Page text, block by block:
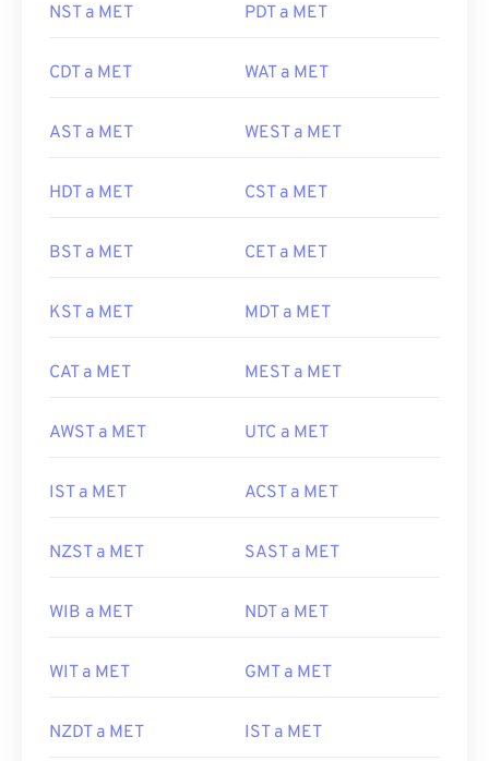
NST a MET PDT a MET
CDT a MET WAT a MET
AST a MET WEST a MET
HDT a MET CST a MET
BST a MET CET a MET
KST a MET MDT a MET
CAT a MET MEST a MET
AWST a MET UTC a MET
IST a MET ACST a MET
NZST a MET SAST a MET
WIB a MET NDT a MET
WIT a MET GMT a MET
NZDT a MET IST a MET